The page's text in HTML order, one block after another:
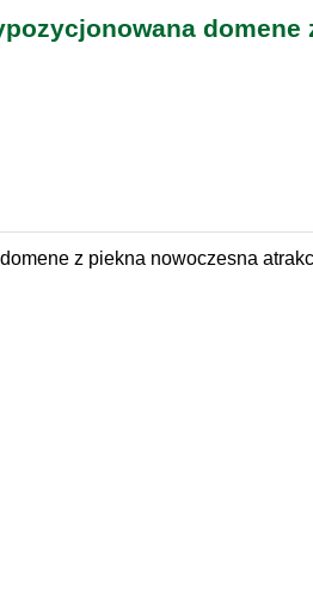
domene
z piekna nowoczesna